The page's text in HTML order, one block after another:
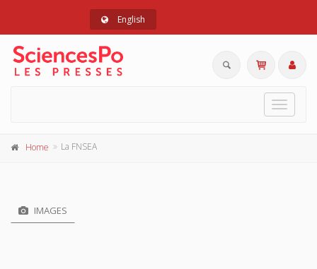
English
Toggle
Home La FNSEA
IMAGES